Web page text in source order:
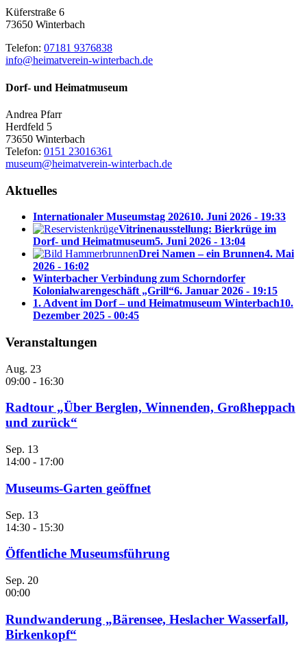
Küferstraße 6
73650 Winterbach
Telefon: 07181 9376838
info@heimatverein-winterbach.de
Dorf- und Heimatmuseum
Andrea Pfarr
Herdfeld 5
73650 Winterbach
Telefon: 0151 23016361
museum@heimatverein-winterbach.de
Aktuelles
Internationaler Museumstag 202610. Juni 2026 - 19:33
Vitrinenausstellung: Bierkrüge im
Dorf- und Heimatmuseum5. Juni 2026 - 13:04
Drei Namen – ein Brunnen4. Mai
2026 - 16:02
Winterbacher Verbindung zum Schorndorfer
Kolonialwarengeschäft „Grill“6. Januar 2026 - 19:15
1. Advent im Dorf – und Heimatmuseum Winterbach10.
Dezember 2025 - 00:45
Veranstaltungen
Aug. 23
09:00 - 16:30
Radtour „Über Berglen, Winnenden, Großheppach
und zurück“
Sep. 13
14:00 - 17:00
Museums-Garten geöffnet
Sep. 13
14:30 - 15:30
Öffentliche Museumsführung
Sep. 20
00:00
Rundwanderung „Bärensee, Heslacher Wasserfall,
Birkenkopf“